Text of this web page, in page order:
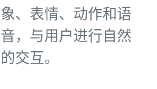
象、表情、动作和语
音，与用户进行自然
的交互。